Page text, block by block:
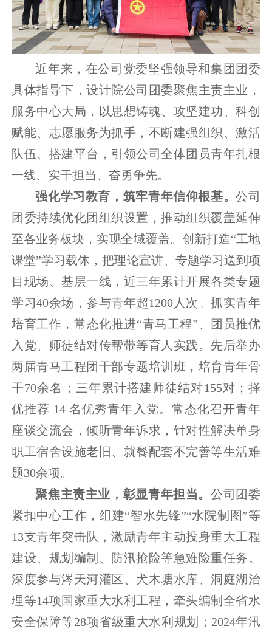
近年来，在公司党委坚强领导和集团团委
具体指导下，设计院公司团委聚焦主责主业，
服务中心大局，以思想铸魂、攻坚建功、科创
赋能、志愿服务为抓手，不断建强组织、激活
队伍、搭建平台，引领公司全体团员青年扎根
一线、实干担当、奋勇争先。
强化学习教育，筑牢青年信仰根基。公司
团委持续优化团组织设置，推动组织覆盖延伸
至各业务板块，实现全域覆盖。创新打造“工地
课堂”学习载体，把理论宣讲、专题学习送到项
目现场、基层一线，近三年累计开展各类专题
学习40余场，参与青年超1200人次。抓实青年
培育工作，常态化推进“青马工程”、团员推优
入党、师徒结对传帮带等育人实践。先后举办
两届青马工程团干部专题培训班，培育青年骨
干70余名；三年累计搭建师徒结对155对；择
优推荐 14 名优秀青年入党。常态化召开青年
座谈交流会，倾听青年诉求，针对性解决单身
职工宿舍设施老旧、就餐配套不完善等生活难
题30余项。
聚焦主责主业，彰显青年担当。公司团委
紧扣中心工作，组建“智水先锋”“水院制图”等
13支青年突击队，激励青年主动投身重大工程
建设、规划编制、防汛抢险等急难险重任务。
深度参与涔天河灌区、犬木塘水库、洞庭湖治
理等14项国家重大水利工程，牵头编制全省水
安全保障等28项省级重大水利规划；2024年汛